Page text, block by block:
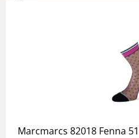
Marcmarcs 82018 Fenna